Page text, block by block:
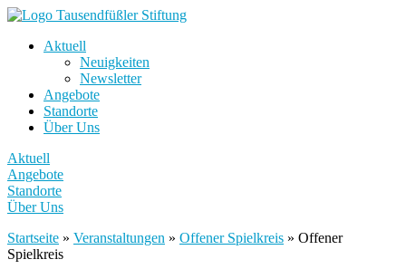
Aktuell
Neuigkeiten
Newsletter
Angebote
Standorte
Über Uns
Aktuell
Angebote
Standorte
Über Uns
Startseite » Veranstaltungen » Offener Spielkreis » Offener
Spielkreis